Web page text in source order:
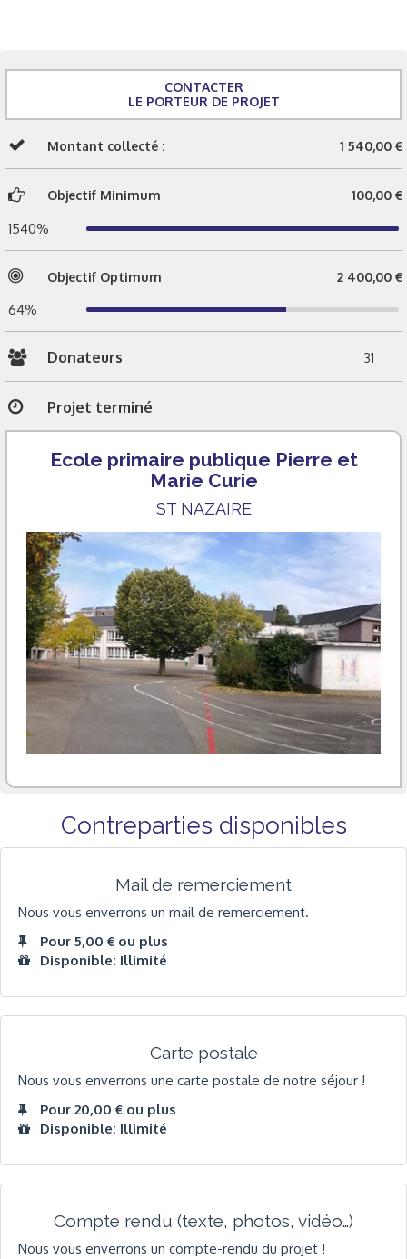
CONTACTER
LE PORTEUR DE PROJET
Montant collecté : 1 540,00 €
Objectif Minimum 100,00 €
1540%
Objectif Optimum 2 400,00 €
64%
Donateurs 31
Projet terminé
Ecole primaire publique Pierre et
Marie Curie
ST NAZAIRE
Contreparties disponibles
Mail de remerciement
Nous vous enverrons un mail de remerciement.
Pour 5,00 € ou plus
Disponible: Illimité
Carte postale
Nous vous enverrons une carte postale de notre séjour !
Pour 20,00 € ou plus
Disponible: Illimité
Compte rendu (texte, photos, vidéo…)
Nous vous enverrons un compte-rendu du projet !